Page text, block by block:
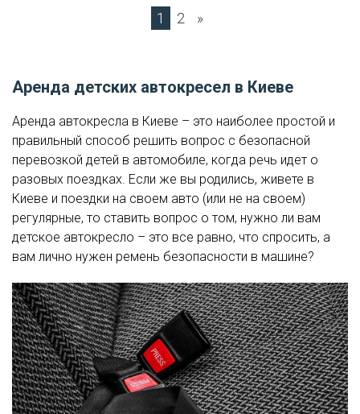
1 2 »
Аренда детских автокресел в Киеве
Аренда автокресла в Киеве – это наиболее простой и
правильный способ решить вопрос с безопасной
перевозкой детей в автомобиле, когда речь идет о
разовых поездках. Если же вы родились, живете в
Киеве и поездки на своем авто (или не на своем)
регулярные, то ставить вопрос о том, нужно ли вам
детское автокресло – это все равно, что спросить, а
вам лично нужен ремень безопасности в машине?